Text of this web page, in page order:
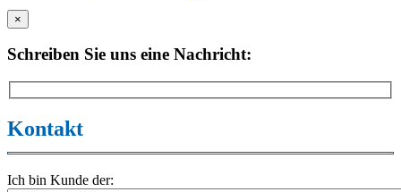
×
Schreiben Sie uns eine Nachricht:
Kontakt
Ich bin Kunde der: